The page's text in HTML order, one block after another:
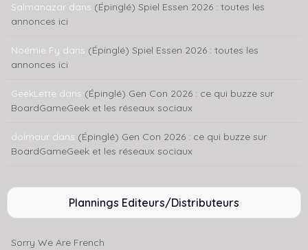
Salmanazar dans (Épinglé) Spiel Essen 2026 : toutes les
annonces ici
Noémie Fy dans (Épinglé) Spiel Essen 2026 : toutes les
annonces ici
GeekLette dans (Épinglé) Gen Con 2026 : ce qui buzze sur
BoardGameGeek et les réseaux sociaux
dolmaur dans (Épinglé) Gen Con 2026 : ce qui buzze sur
BoardGameGeek et les réseaux sociaux
Plannings Editeurs/Distributeurs
Sorry We Are French